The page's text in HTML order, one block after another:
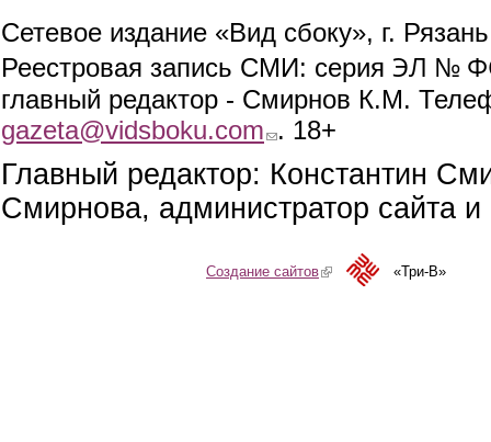
Сетевое издание «Вид сбоку», г.
Реестровая запись СМИ: серия ЭЛ №
главный редактор - Смирнов К.М.
gazeta@vidsboku.com (link sends e-mail)
. 18+
Главный редактор: Константин
Смирнова, администратор сайта
Создание сайтов(link is external)«Три-В»